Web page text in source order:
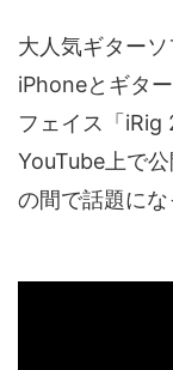
大人気ギター
iPhoneとギタ
フェイス「iRig
YouTube上で
の間で話題にな